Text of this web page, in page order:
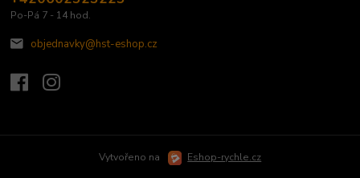
Po-Pá 7 - 14 hod.
objednavky@hst-eshop.cz
Vytvořeno na Eshop-rychle.cz